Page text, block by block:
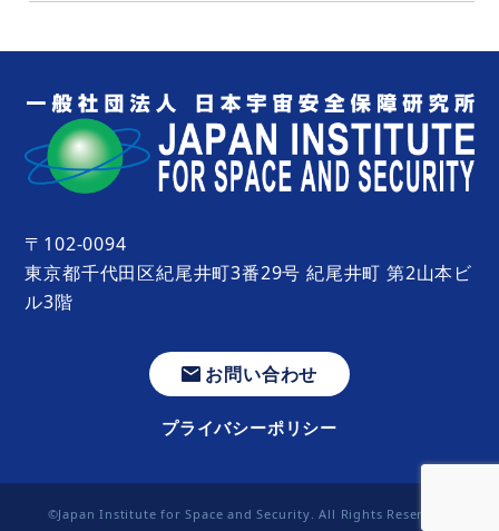
〒102-0094
東京都千代田区紀尾井町3番29号 紀尾井町 第2山本ビ
ル3階
お問い合わせ
プライバシーポリシー
©Japan Institute for Space and Security. All Rights Reserved.